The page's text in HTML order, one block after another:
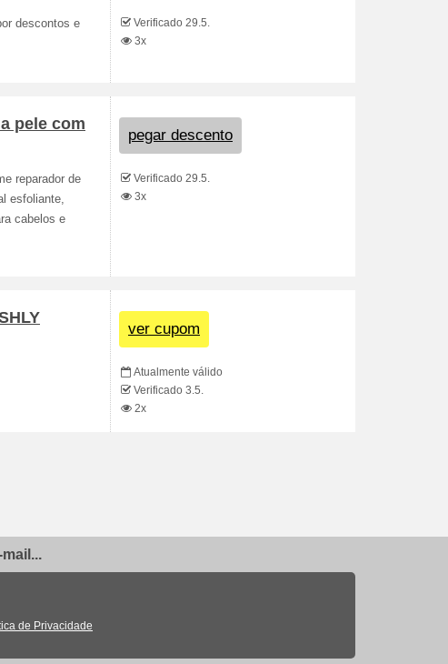
descontos e
Verificado 29.5.
3x
pele com
reparador de
esfoliante,
cabelos e
pegar descento
Verificado 29.5.
3x
ver cupom
Atualmente válido
Verificado 3.5.
2x
de Privacidade